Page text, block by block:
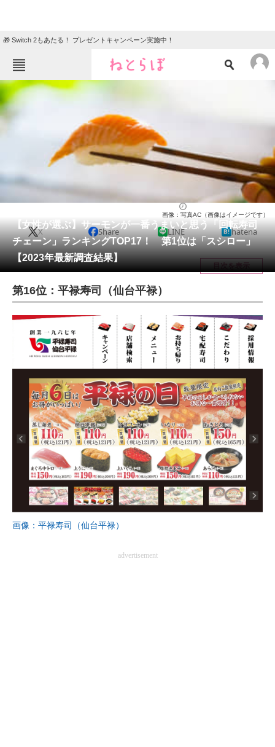
🎁 Switch 2もあたる！ プレゼントキャンペーン実施中！
ねとらぼメニュー
TOP
クイズ
地域
住まい 教育・育児
リサーチ
会員記事
メディア
注目記事を集めた総合ページ
ITの今と未来を見通す
スマホと通信の最新トレンド
進化するPCとデバイスの未来
好きが集まる 比べて選べる
ビジネスと働き方のヒント
AI活用のいまが分かる
企業ITのトレンドを詳説
経営リーダーのコミュニティ
マーケ×ITの今がよく分かる
【女性が選ぶ】サーモンが一番うまいと思う「回転寿司
チェーン」ランキングTOP17！ 第1位は「スシロー」
【2023年最新調査結果】
画像：写真AC（画像はイメージです）
X Share LINE hatena
目次を表示
第16位：平禄寿司（仙台平禄）
画像：平禄寿司（仙台平禄）
advertisement